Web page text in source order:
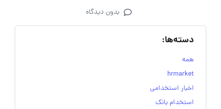
بدون دیدگاه
دسته‌ها:
همه
hrmarket
اخبار استخدامی
استخدام بانک